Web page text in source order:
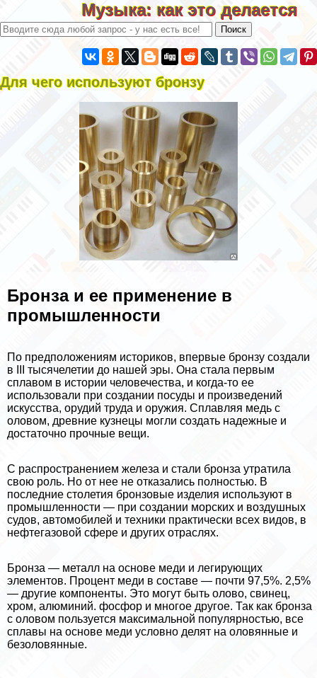
Музыка: как это делается
Для чего используют бронзу
Бронза и ее применение в
промышленности
По предположениям историков, впервые бронзу создали
в III тысячелетии до нашей эры. Она стала первым
сплавом в истории человечества, и когда-то ее
использовали при создании посуды и произведений
искусства, орудий труда и оружия. Сплавляя медь с
оловом, древние кузнецы могли создать надежные и
достаточно прочные вещи.
С распространением железа и стали бронза утратила
свою роль. Но от нее не отказались полностью. В
последние столетия бронзовые изделия используют в
промышленности — при создании морских и воздушных
судов, автомобилей и техники пpaктически всех видов, в
нефтегазовой сфере и других отраслях.
Бронза — металл на основе меди и легирующих
элементов. Процент меди в составе — почти 97,5%. 2,5%
— другие компоненты. Это могут быть олово, свинец,
хром, алюминий. фосфор и многое другое. Так как бронза
с оловом пользуется максимальной популярностью, все
сплавы на основе меди условно делят на оловянные и
безоловянные.